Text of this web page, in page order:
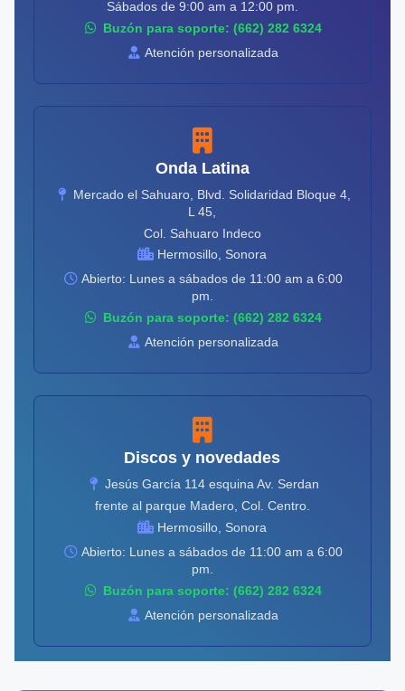
Sábados de 9:00 am a 12:00 pm.
Buzón para soporte: (662) 282 6324
Atención personalizada
Onda Latina
Mercado el Sahuaro, Blvd. Solidaridad Bloque 4,
L 45,
Col. Sahuaro Indeco
Hermosillo, Sonora
Abierto: Lunes a sábados de 11:00 am a 6:00
pm.
Buzón para soporte: (662) 282 6324
Atención personalizada
Discos y novedades
Jesús García 114 esquina Av. Serdan
frente al parque Madero, Col. Centro.
Hermosillo, Sonora
Abierto: Lunes a sábados de 11:00 am a 6:00
pm.
Buzón para soporte: (662) 282 6324
Atención personalizada